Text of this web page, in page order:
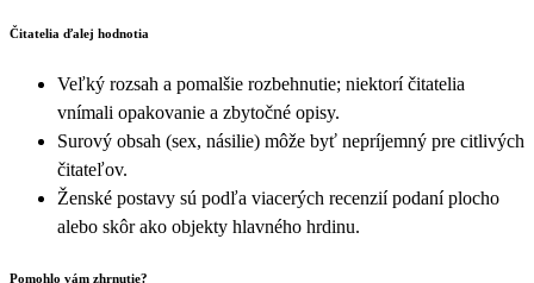
Čitatelia ďalej hodnotia
Veľký rozsah a pomalšie rozbehnutie; niektorí čitatelia
vnímali opakovanie a zbytočné opisy.
Surový obsah (sex, násilie) môže byť nepríjemný pre citlivých
čitateľov.
Ženské postavy sú podľa viacerých recenzií podaní plocho
alebo skôr ako objekty hlavného hrdinu.
Pomohlo vám zhrnutie?